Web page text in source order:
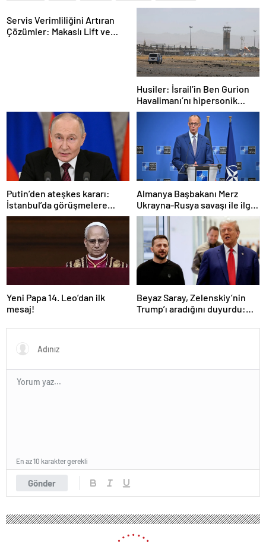
Servis Verimliliğini Artıran
Çözümler: Makaslı Lift ve
Husiler: İsrail’in Ben Gurion
Havalimanı’nı hipersonik
füzeyle hedef aldık
Putin’den ateşkes kararı:
İstanbul’da görüşmelere
başlamayı öneriyoruz
Almanya Başbakanı Merz
Ukrayna-Rusya savaşı ile ilgili
konuştu: “Top Moskova’nın
sahasında”
Yeni Papa 14. Leo’dan ilk
mesaj!
Beyaz Saray, Zelenskiy’nin
Trump’ı aradığını duyurdu:
oldu”
Gönder
En az 10 karakter gerekli